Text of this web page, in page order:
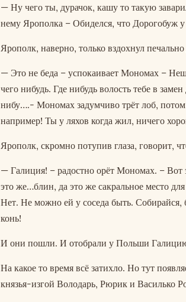
— Ну чего ты, дурачок, кашу то такую
нему Ярополка – Обиделся, что Дорогобуж у
Ярополк, наверно, только вздохнул
— Это не беда – успокаивает Мономах –
чего нибудь. Где нибудь волость тебе в
нибу….- Мономах задумчиво трёт лоб,
например! Ты у ляхов когда жил, ничего
Ярополк, скромно потупив глаза, говорит,
— Галиция! – радостно орёт Мономах. –
это же…блин, да это же сакральное место
Нет. Не можно ей у соседа быть.
конь!
И они пошли. И отобрали у Польши
На какое то время всё затихло. Но тут
князья-изгой Володарь, Рюрик и Василько